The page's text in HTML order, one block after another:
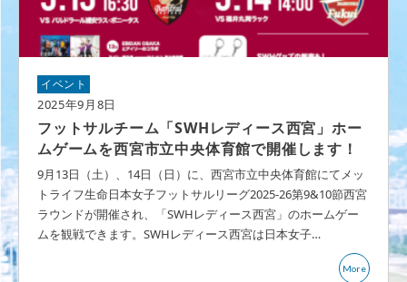
イベント
2025年9月8日
フットサルチーム「SWHレディース西宮」ホー
ムゲームを西宮市立中央体育館で開催します！
9月13日（土）、14日（日）に、西宮市立中央体育館にてメッ
トライフ生命日本女子フットサルリーグ2025-26第9&10節西宮
ラウンドが開催され、「SWHレディース西宮」のホームゲー
ムを観戦できます。SWHレディース西宮は日本女子…
More